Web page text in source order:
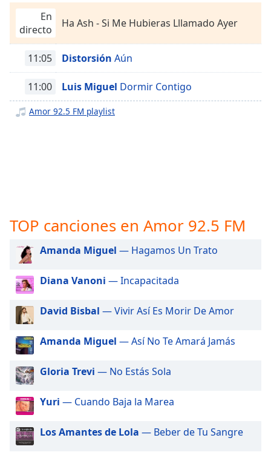
Chapters
Descriptions
descriptions
selected
dialog
off
selected
Audio
Track
Picture-
Picture
Fullscreen
This
modal
window.
Beginning
En
directo
Ha Ash - Si Me Hubieras Lllamado Ayer
11:05 Distorsión Aún
11:00 Luis Miguel Dormir Contigo
Amor 92.5 FM playlist
TOP canciones en Amor 92.5 FM
Amanda Miguel — Hagamos Un Trato
Diana Vanoni — Incapacitada
David Bisbal — Vivir Así Es Morir De Amor
Amanda Miguel — Así No Te Amará Jamás
Gloria Trevi — No Estás Sola
Yuri — Cuando Baja la Marea
Los Amantes de Lola — Beber de Tu Sangre